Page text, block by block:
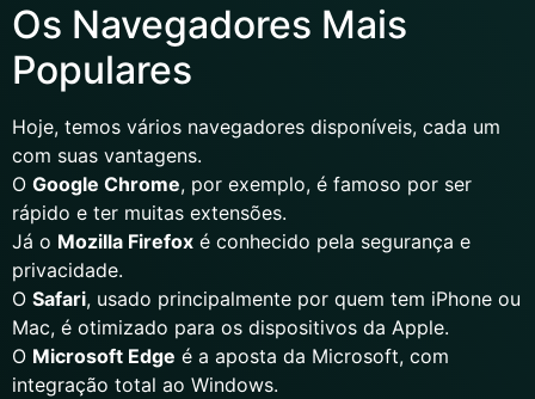
Os Navegadores Mais
Populares
Hoje, temos vários navegadores disponíveis, cada um
com suas vantagens.
O Google Chrome, por exemplo, é famoso por ser
rápido e ter muitas extensões.
Já o Mozilla Firefox é conhecido pela segurança e
privacidade.
O Safari, usado principalmente por quem tem iPhone ou
Mac, é otimizado para os dispositivos da Apple.
O Microsoft Edge é a aposta da Microsoft, com
integração total ao Windows.